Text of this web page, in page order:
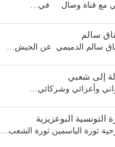
مع قناة وصال في…
سالم
سالم الدميمي عن الجيش…
إلى شعبي
وأعزائي وشركائي…
التونسية البوعزيزية
ثورة الياسمين ثورة الشعب…